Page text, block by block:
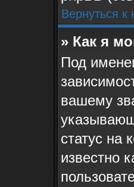
Вернуться к
» Как я
Под
вашему
статус на
известно